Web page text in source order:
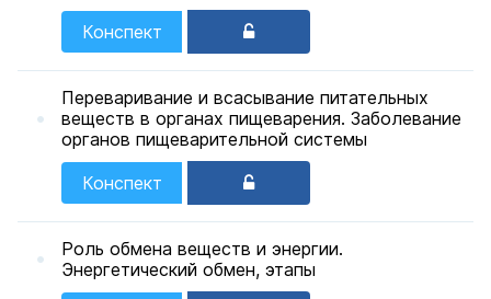
Конспект
Переваривание и всасывание питательных
веществ в органах пищеварения. Заболевание
органов пищеварительной системы
Конспект
Роль обмена веществ и энергии.
Энергетический обмен, этапы